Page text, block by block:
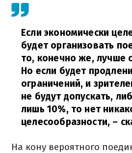
Если экономически
будет организовать
то, конечно же, лучше
Но если будет
ограничений, и
не будут допускать,
лишь 10%, то нет
целесообразности, –
На кону вероятного